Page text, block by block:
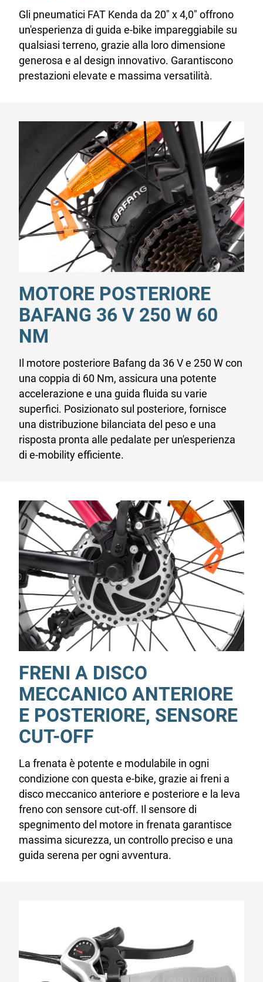
Gli pneumatici FAT Kenda da 20" x 4,0" offrono
un'esperienza di guida e-bike impareggiabile su
qualsiasi terreno, grazie alla loro dimensione
generosa e al design innovativo. Garantiscono
prestazioni elevate e massima versatilità.
MOTORE POSTERIORE
BAFANG 36 V 250 W 60
NM
Il motore posteriore Bafang da 36 V e 250 W con
una coppia di 60 Nm, assicura una potente
accelerazione e una guida fluida su varie
superfici. Posizionato sul posteriore, fornisce
una distribuzione bilanciata del peso e una
risposta pronta alle pedalate per un'esperienza
di e-mobility efficiente.
FRENI A DISCO
MECCANICO ANTERIORE
E POSTERIORE, SENSORE
CUT-OFF
La frenata è potente e modulabile in ogni
condizione con questa e-bike, grazie ai freni a
disco meccanico anteriore e posteriore e la leva
freno con sensore cut-off. Il sensore di
spegnimento del motore in frenata garantisce
massima sicurezza, un controllo preciso e una
guida serena per ogni avventura.